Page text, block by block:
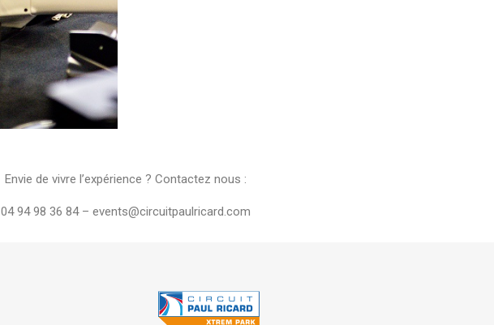
Envie de vivre l’expérience ? Contactez nous :
04 94 98 36 84 – events@circuitpaulricard.com